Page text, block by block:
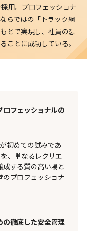
用。プロフェッショナ
らではの「トラック綱
とで実現し、社員の想
ことに成功している。
ロフェッショナルの
初めての試みであ
、単なるレクリエ
する質の高い場と
のプロフェッショナ
の徹底した安全管理